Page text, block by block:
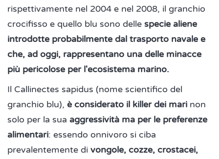
rispettivamente nel 2004 e nel 2008, il granchio
crocifisso e quello blu sono delle specie aliene
introdotte probabilmente dal trasporto navale e
che, ad oggi, rappresentano una delle minacce
più pericolose per l'ecosistema marino.
Il Callinectes sapidus (nome scientifico del
granchio blu), è considerato il killer dei mari non
solo per la sua aggressività ma per le preferenze
alimentari: essendo onnivoro si ciba
prevalentemente di vongole, cozze, crostacei,